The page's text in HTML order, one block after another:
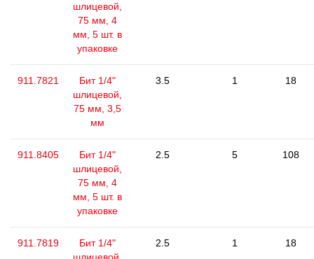
шлицевой,
75 мм, 4
мм, 5 шт. в
упаковке
911.7821
Бит 1/4"
шлицевой,
75 мм, 3,5
мм
3.5 1 18
911.8405
Бит 1/4"
шлицевой,
75 мм, 4
мм, 5 шт. в
упаковке
2.5 5 108
911.7819
Бит 1/4"
2.5 1 18